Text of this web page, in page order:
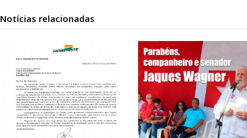
Notícias relacionadas